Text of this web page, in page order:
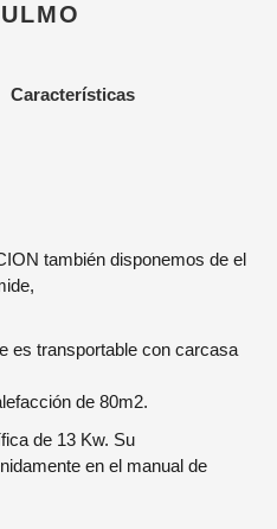
Características
también disponemos de el
es transportable con carcasa
de 80m2.
de 13 Kw. Su
en el manual de